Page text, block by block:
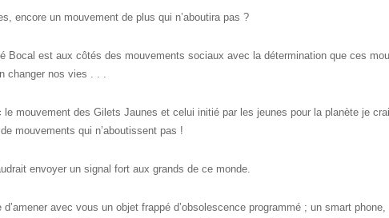
encore un mouvement de plus qui n’aboutira pas ?
Bocal est aux côtés des mouvements sociaux avec la détermination que ces
changer nos vies . . .
le mouvement des Gilets Jaunes et celui initié par les jeunes pour la planète je
mouvements qui n’aboutissent pas !
envoyer un signal fort aux grands de ce monde.
avec vous un objet frappé d’obsolescence programmé ; un smart